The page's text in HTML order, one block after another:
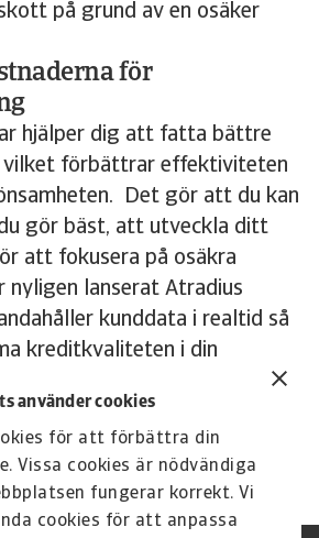
använder cookies
för att förbättra din
Vissa cookies är nödvändiga
fungerar korrekt. Vi
cookies för att anpassa
på grund av en osäker
för
hjälper dig att fatta bättre
vilket förbättrar effektiviteten
Det gör att du kan
gör bäst, att utveckla ditt
att fokusera på osäkra
nyligen lanserat Atradius
kunddata i realtid så
kreditkvaliteten i din
eller i övriga världen.